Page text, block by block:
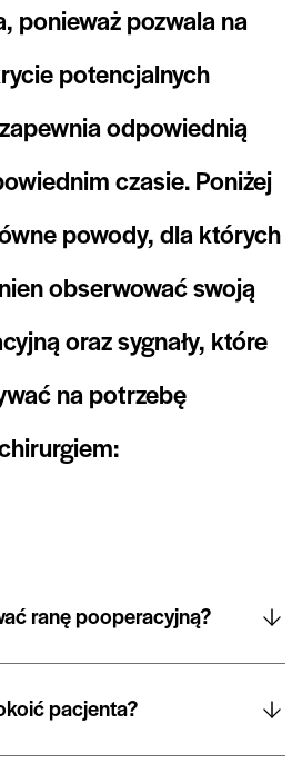
ponieważ pozwala na
potencjalnych
odpowiednią
czasie. Poniżej
powody, dla których
obserwować swoją
oraz sygnały, które
na potrzebę
ranę pooperacyjną?
pacjenta?